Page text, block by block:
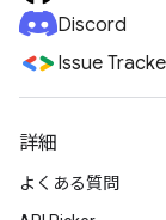
Discord
Issue
詳細
よくある質問